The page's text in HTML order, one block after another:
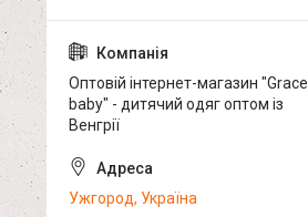
Оптовій інтернет-магазин "Grace
baby" - дитячий одяг оптом із
Венгрії
Ужгород, Україна